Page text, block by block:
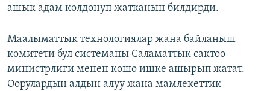
ашык адам колдонуп жатканын билдирди.
Маалыматтык технологиялар жана байланыш
комитети бул системаны Саламаттык сактоо
министрлиги менен кошо ишке ашырып жатат.
Оорулардын алдын алуу жана мамлекеттик